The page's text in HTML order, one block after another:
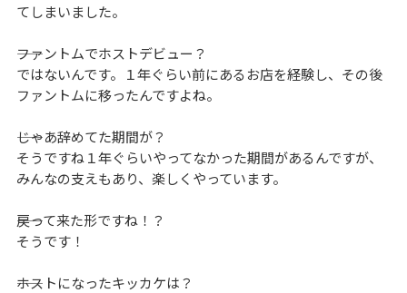
てしまいました。
――ファントムでホストデビュー？
ではないんです。１年ぐらい前にあるお店を経験し、その後
ファントムに移ったんですよね。
――じゃあ辞めてた期間が？
そうですね１年ぐらいやってなかった期間があるんですが、
みんなの支えもあり、楽しくやっています。
――戻って来た形ですね！？
そうです！
――ホストになったキッカケは？